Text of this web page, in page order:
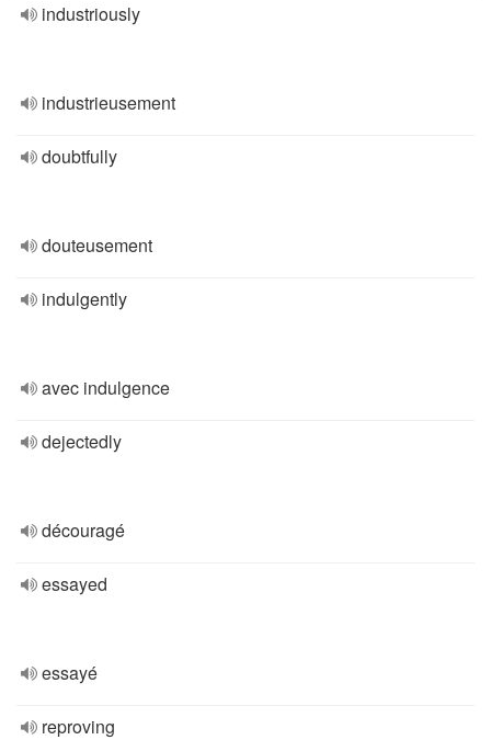
industriously
industrieusement
doubtfully
douteusement
indulgently
avec indulgence
dejectedly
découragé
essayed
essayé
reproving